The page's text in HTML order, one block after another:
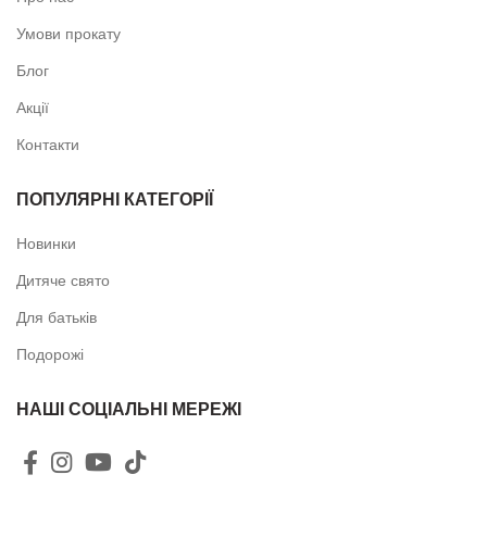
Умови прокату
Блог
Акції
Контакти
ПОПУЛЯРНІ КАТЕГОРІЇ
Новинки
Дитяче свято
Для батьків
Подорожі
НАШІ СОЦІАЛЬНІ МЕРЕЖІ